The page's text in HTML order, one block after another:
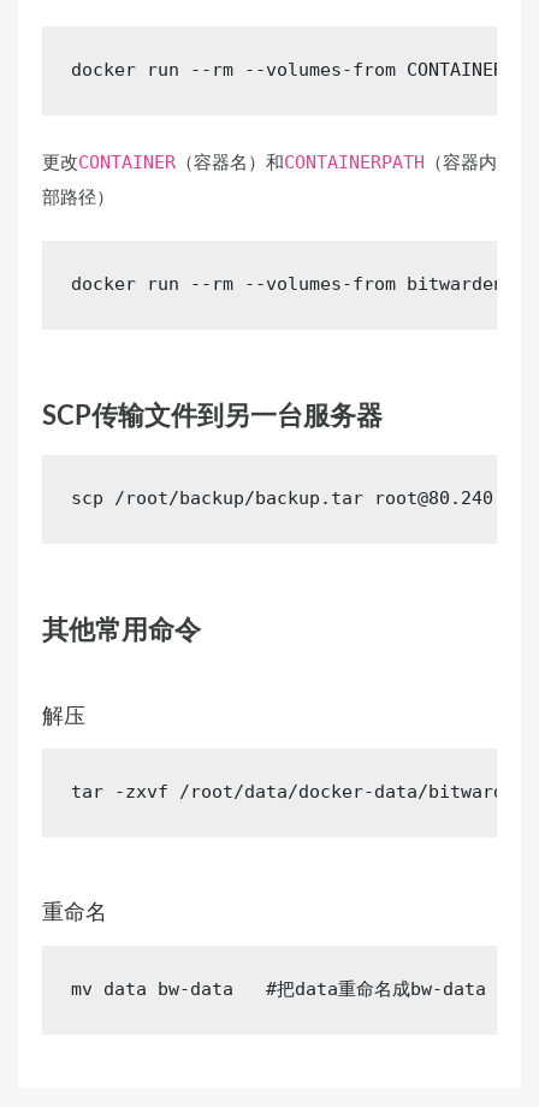
docker run --rm --volumes-from CONTAINER
更改CONTAINER （容器名）和CONTAINERPATH （容器内
部路径）
docker run --rm --volumes-from bitwarden -
SCP传输文件到另一台服务器
scp /root/backup/backup.tar
其他常用命令
解压
tar
重命名
mv data bw-data #把data重命名成bw-data